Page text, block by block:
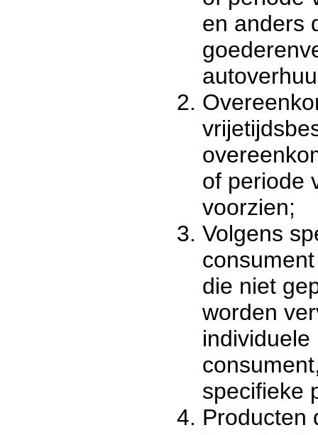
en anders
of periode
voorzien;
Volgens
die niet
worden
specifieke
Producten